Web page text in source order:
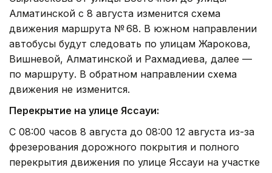
Алматинской с 8 августа изменится схема
движения маршрута № 68. В южном направлении
автобусы будут следовать по улицам Жарокова,
Вишневой, Алматинской и Рахмадиева, далее —
по маршруту. В обратном направлении схема
движения не изменится.
Перекрытие на улице Яссауи:
С 08:00 часов 8 августа до 08:00 12 августа из-за
фрезерования дорожного покрытия и полного
перекрытия движения по улице Яссауи на участке